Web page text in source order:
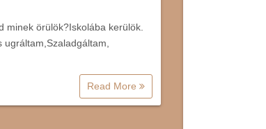
minek örülök?Iskolába kerülök.
Read More